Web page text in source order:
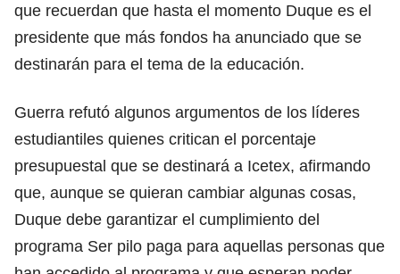
que recuerdan que hasta el momento Duque es el
presidente que más fondos ha anunciado que se
destinarán para el tema de la educación.
Guerra refutó algunos argumentos de los líderes
estudiantiles quienes critican el porcentaje
presupuestal que se destinará a Icetex, afirmando
que, aunque se quieran cambiar algunas cosas,
Duque debe garantizar el cumplimiento del
programa Ser pilo paga para aquellas personas que